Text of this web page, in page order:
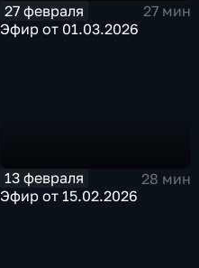
27 февраля
27 мин
Эфир от 01.03.2026
13 февраля
28 мин
Эфир от 15.02.2026